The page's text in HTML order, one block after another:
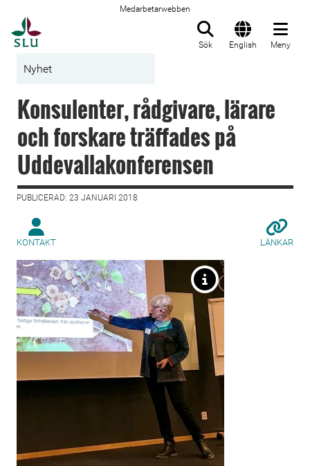
Medarbetarwebben
Sök English Meny
Nyhet
Konsulenter, rådgivare, lärare
och forskare träffades på
Uddevallakonferensen
PUBLICERAD: 23 JANUARI 2018
KONTAKT LÄNKAR